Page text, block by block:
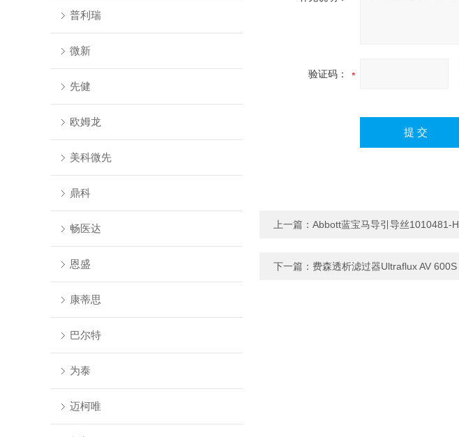
普利瑞
微新
先健
欧姆龙
美科微先
鼎科
畅医达
恩盛
康蒂思
巴尔特
为泰
迈柯唯
验证码：
上一篇： Abbott蓝宝马导引导丝1010481-H
下一篇： 费森透析滤过器Ultraflux AV 600S